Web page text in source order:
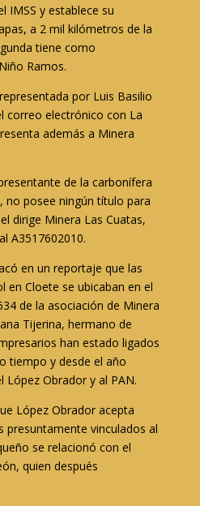
IMSS y establece su
a 2 mil kilómetros de la
tiene como
Ramos.
por Luis Basilio
correo electrónico con La
además a Minera
de la carbonífera
no posee ningún título para
dirige Minera Las Cuatas,
A3517602010.
en un reportaje que las
en Cloete se ubicaban en el
de la asociación de Minera
Tijerina, hermano de
han estado ligados
tiempo y desde el año
López Obrador y al PAN.
López Obrador acepta
presuntamente vinculados al
se relacionó con el
quien después